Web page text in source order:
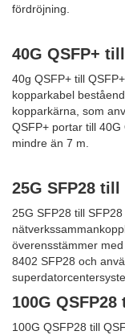
fördröjning.
40G QSFP+
40g QSFP+ till
kopparkabel
kopparkärna, som
QSFP+ portar till
mindre än 7 m.
25G SFP28 till
25G SFP28 till
överensstämmer
8402 SFP28 och
100G
100G QSFP28 till